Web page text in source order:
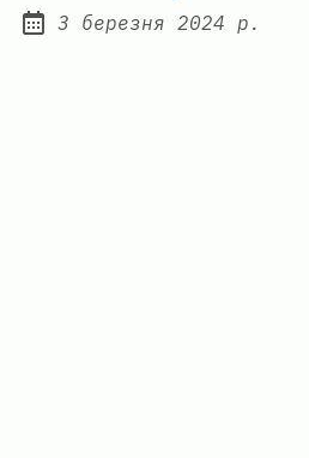
Posted on:
3 березня 2024 р.